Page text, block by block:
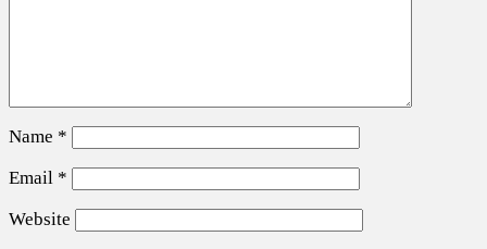
Name *
Email *
Website